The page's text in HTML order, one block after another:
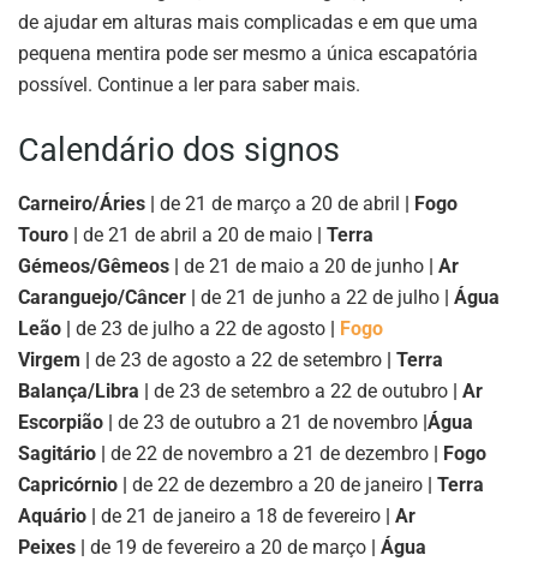
de ajudar em alturas mais complicadas e em que uma
pequena mentira pode ser mesmo a única escapatória
possível. Continue a ler para saber mais.
Calendário dos signos
Carneiro/Áries | de 21 de março a 20 de abril | Fogo
Touro | de 21 de abril a 20 de maio | Terra
Gémeos/Gêmeos | de 21 de maio a 20 de junho | Ar
Caranguejo/Câncer | de 21 de junho a 22 de julho | Água
Leão | de 23 de julho a 22 de agosto | Fogo
Virgem | de 23 de agosto a 22 de setembro | Terra
Balança/Libra | de 23 de setembro a 22 de outubro | Ar
Escorpião | de 23 de outubro a 21 de novembro |Água
Sagitário | de 22 de novembro a 21 de dezembro | Fogo
Capricórnio | de 22 de dezembro a 20 de janeiro | Terra
Aquário | de 21 de janeiro a 18 de fevereiro | Ar
Peixes | de 19 de fevereiro a 20 de março | Água